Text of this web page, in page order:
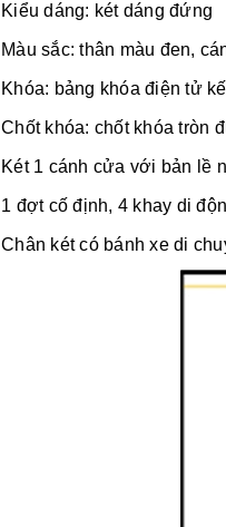
Kiểu dáng: két dáng đứng
Màu sắc: thân màu đen,
Khóa: bảng khóa điện tử
Chốt khóa: chốt khóa tròn
Két 1 cánh cửa với bản lề
1 đợt cố định, 4 khay di
Chân két có bánh xe di